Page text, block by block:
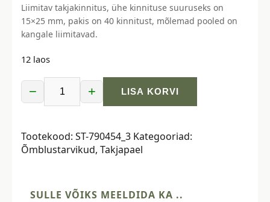
Liimitav takjakinnitus, ühe kinnituse suuruseks on
15×25 mm, pakis on 40 kinnitust, mõlemad pooled on
kangale liimitavad.
12 laos
−
takjakinnitus,
mm,
beez,
kinnitust
+ LISA KORVI
Tootekood: ST-790454_3 Kategooriad:
Õmblustarvikud, Takjapael
SULLE VÕIKS MEELDIDA KA ..